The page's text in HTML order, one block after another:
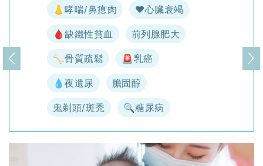
👃哮喘/鼻瘜肉 ♥️心臟衰竭
🩸缺鐵性貧血 前列腺肥大
🦴骨質疏鬆 🚨乳癌
💧夜遺尿 膽固醇
鬼剃頭/斑禿 🔍糖尿病
上一頁 下